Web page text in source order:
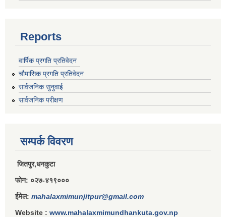
Reports
वार्षिक प्रगति प्रतिवेदन
चौमासिक प्रगति प्रतिवेदन
सार्वजनिक सुनुवाई
सार्वजनिक परीक्षण
सम्पर्क विवरण
जितपुर,धनकुटा
फोन: ०२७-४१९०००
ईमेल: mahalaxmimunjitpur@gmail.com
Website : www.mahalaxmimundhankuta.gov.np